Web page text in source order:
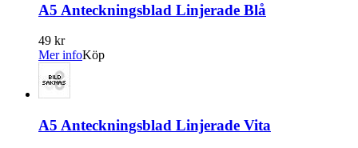
A5 Anteckningsblad Linjerade Blå
49 kr
Mer infoKöp
A5 Anteckningsblad Linjerade Vita